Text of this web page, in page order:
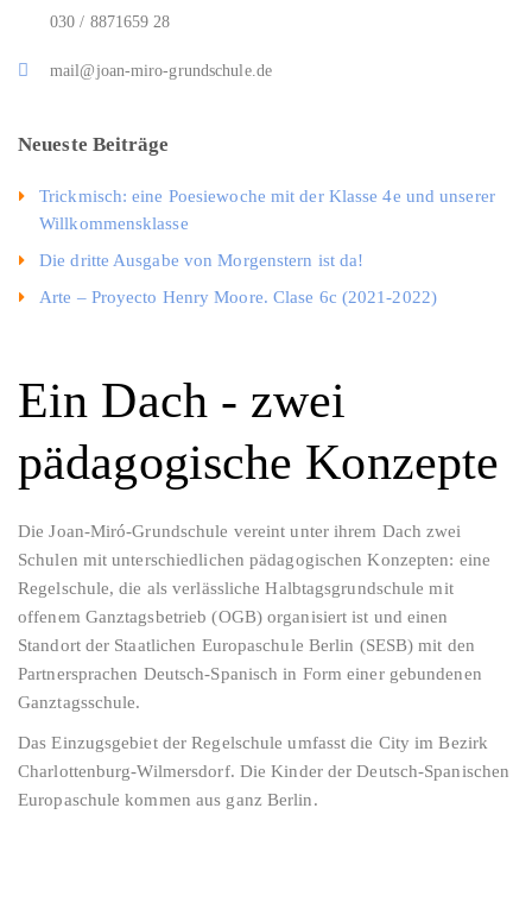
Ein Dach - zwei
pädagogische Konzepte
Die Joan-Miró-Grundschule vereint unter ihrem Dach zwei
Schulen mit unterschiedlichen pädagogischen Konzepten: eine
Regelschule, die als verlässliche Halbtagsgrundschule mit
offenem Ganztagsbetrieb (OGB) organisiert ist und einen
Standort der Staatlichen Europaschule Berlin (SESB) mit den
Partnersprachen Deutsch-Spanisch in Form einer gebundenen
Ganztagsschule.
Das Einzugsgebiet der Regelschule umfasst die City im Bezirk
Charlottenburg-Wilmersdorf. Die Kinder der Deutsch-Spanischen
Europaschule kommen aus ganz Berlin.
030 / 8871659 28
mail@joan-miro-grundschule.de
Neueste Beiträge
Trickmisch: eine Poesiewoche mit der Klasse 4e und unserer
Willkommensklasse
Die dritte Ausgabe von Morgenstern ist da!
Arte – Proyecto Henry Moore. Clase 6c (2021-2022)